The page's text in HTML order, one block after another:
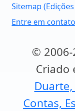
Sitemap
Entre em contato
©
Criado
Contas,